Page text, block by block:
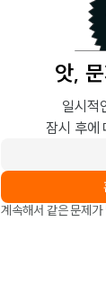
앗,
일시적
잠시 후에
계속해서 같은 문제가